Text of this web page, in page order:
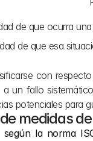
de que ocurra
de que esa
con
un fallo
potenciales para
medidas
según la norma